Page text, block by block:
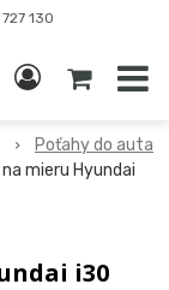
130
Poťahy do auta
mieru Hyundai
i30